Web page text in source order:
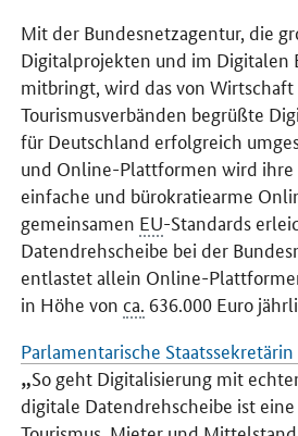
Mit der Bundesnetzagentur, die
Digitalprojekten und im Digitalen
mitbringt, wird das von Wirtschaft
Tourismusverbänden begrüßte
für Deutschland erfolgreich
und Online-Plattformen wird
einfache und bürokratiearme
gemeinsamen EU-Standards
Datendrehscheibe bei der
entlastet allein Online-
in Höhe vonca. 636.000 Euro
Parlamentarische
So geht Digitalisierung mit
digitale Datendrehscheibe ist